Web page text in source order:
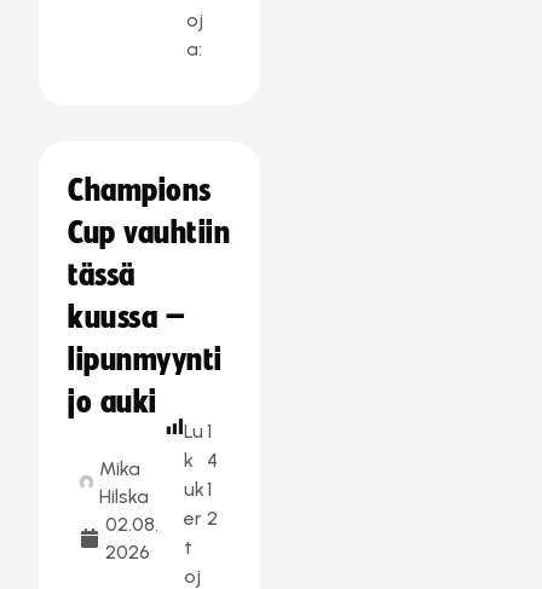
oj
a:
Champions
Cup vauhtiin
tässä
kuussa –
lipunmyynti
jo auki
Mika
Hilska
02.08.
2026
Lu
k
uk
er
t
oj
1
4
1
2